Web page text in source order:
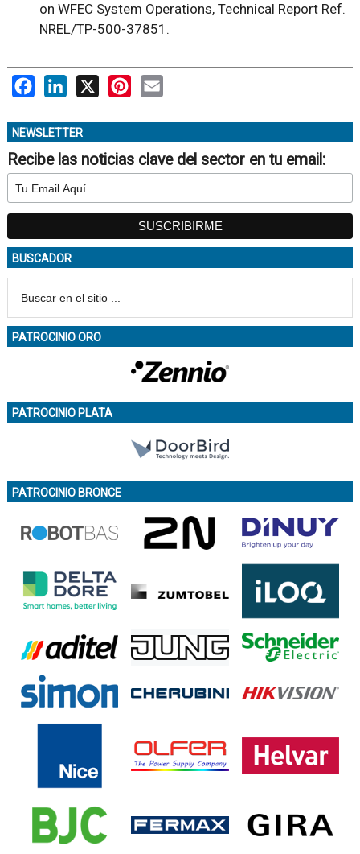
on WFEC System Operations, Technical Report Ref.
NREL/TP-500-37851.
FacebookLinkedIn Pinterest
NEWSLETTER
Recibe las noticias clave del sector en tu email:
BUSCADOR
PATROCINIO ORO
PATROCINIO PLATA
PATROCINIO BRONCE